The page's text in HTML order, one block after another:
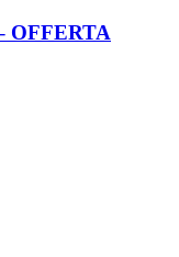
OFFERTA